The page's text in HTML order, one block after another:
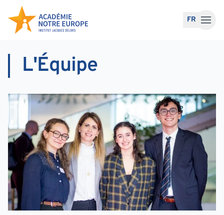
Accéder au contenu
FR
L'Équipe